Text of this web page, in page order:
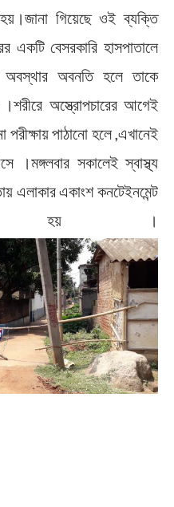
গিয়েছে ওই ব্যক্তি
একটি বেসরকারি হাসপাতালে
অবস্থার অবনতি হলে তাকে
অস্ত্রোপচারের আগেই
পাঠানো হলে ,এখানেই
।মঙ্গলবার সকালেই স্বাস্থ্য
এলাকার একাংশ কনটেইনমেন্ট
হয় ।